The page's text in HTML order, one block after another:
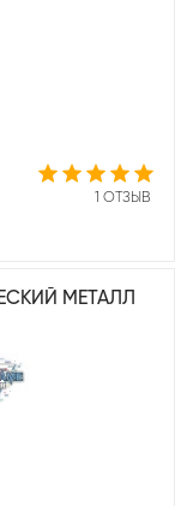
1 ОТЗЫВ
МЕТАЛЛ